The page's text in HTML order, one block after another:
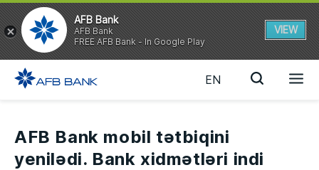
EN
AFB Bank mobil tətbiqini
yenilədi. Bank xidmətləri indi
AFB Bank
AFB Bank
FREE AFB Bank - In Google Play
VIEW